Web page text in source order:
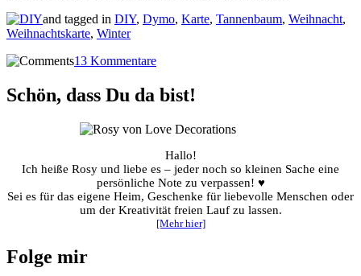
and tagged in DIY, Dymo, Karte, Tannenbaum, Weihnacht,
Weihnachtskarte, Winter
13 Kommentare
Schön, dass Du da bist!
Hallo!
Ich heiße Rosy und liebe es – jeder noch so kleinen Sache eine
persönliche Note zu verpassen! ♥
Sei es für das eigene Heim, Geschenke für liebevolle Menschen oder
um der Kreativität freien Lauf zu lassen.
[Mehr hier]
Folge mir